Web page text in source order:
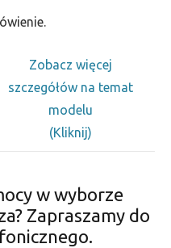
Zobacz więcej
szczegółów na temat
modelu
(Kliknij)
w wyborze
Zapraszamy do